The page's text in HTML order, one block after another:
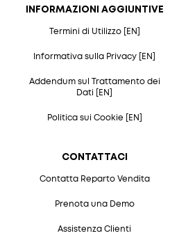
CONTATTACI
Contatta Reparto Vendita
Prenota una Demo
Assistenza Clienti
INFORMAZIONI AGGIUNTIVE
Termini di Utilizzo [EN]
Informativa sulla Privacy [EN]
Addendum sul Trattamento dei
Dati [EN]
Politica sui Cookie [EN]